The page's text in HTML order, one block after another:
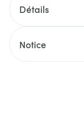
Détails
Notice